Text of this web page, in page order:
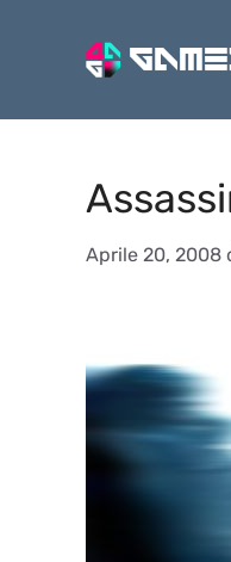
Aprile 20, 2008